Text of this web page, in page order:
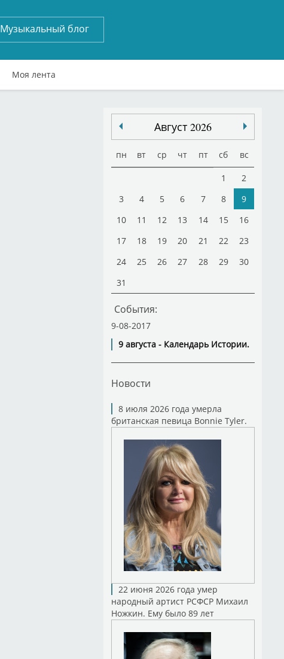
Музыкальный блог
Моя лента
Август 2026
пн вт ср чт пт сб вс
1
2
3
4 5 6 7 8
9
10
11 12 13 14 15
16
17
18 19 20 21 22
23
24
25 26 27 28 29
30
31
События:
9-08-2017
9 августа - Календарь Истории.
Новости
8 июля 2026 года умерла
британская певица Bonnie Tyler.
22 июня 2026 года умер
народный артист РСФСР Михаил
Ножкин. Ему было 89 лет